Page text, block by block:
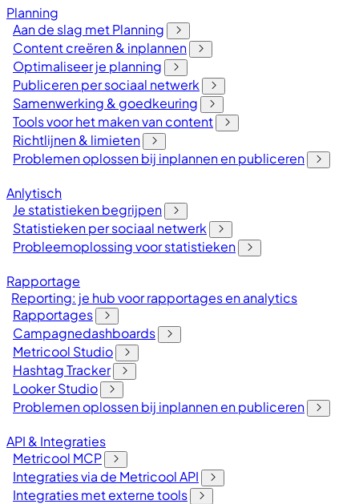
Planning
Aan de slag met Planning
Content creëren & inplannen
Optimaliseer je planning
Publiceren per sociaal netwerk
Samenwerking & goedkeuring
Tools voor het maken van content
Richtlijnen & limieten
Problemen oplossen bij inplannen en publiceren
Anlytisch
Je statistieken begrijpen
Statistieken per sociaal netwerk
Probleemoplossing voor statistieken
Rapportage
Reporting: je hub voor rapportages en analytics
Rapportages
Campagnedashboards
Metricool Studio
Hashtag Tracker
Looker Studio
Problemen oplossen bij inplannen en publiceren
API & Integraties
Metricool MCP
Integraties via de Metricool API
Integraties met externe tools